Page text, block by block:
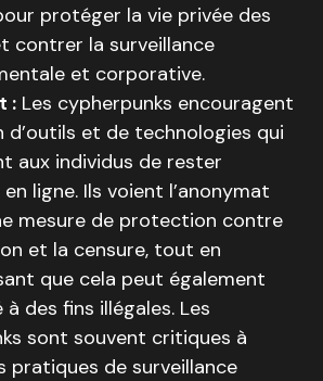
protéger la vie privée des
contrer la surveillance
et corporative.
: Les cypherpunks encouragent
d’outils et de technologies qui
aux individus de rester
ligne. Ils voient l’anonymat
mesure de protection contre
et la censure, tout en
que cela peut également
des fins illégales. Les
sont souvent critiques à
pratiques de surveillance